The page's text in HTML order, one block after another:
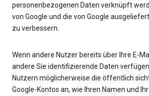
personenbezogenen Daten verknüpft
von Google und die von Google
zu verbessern.
Wenn andere Nutzer bereits über Ihre E-
andere Sie identifizierende Daten
Nutzern möglicherweise die öffentlich
Google-Kontos an, wie Ihren Namen und